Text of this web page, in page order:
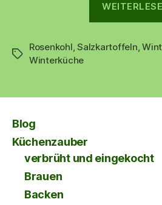
Schlagwörter
Rosenkohl ,Salzkartoffeln ,
Winterküche
Blog
Küchenzauber
verbrüht und eingekocht
Brauen
Backen